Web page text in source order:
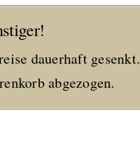
dauerhaft gesenkt.
abgezogen.